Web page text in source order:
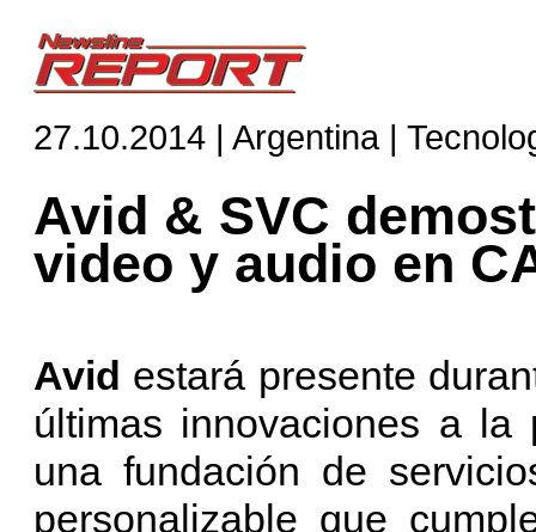
27.10.2014 | Argentina |
Avid & SVC
video y audio en
Avid estará presente
últimas innovaciones a la
una fundación de
personalizable que